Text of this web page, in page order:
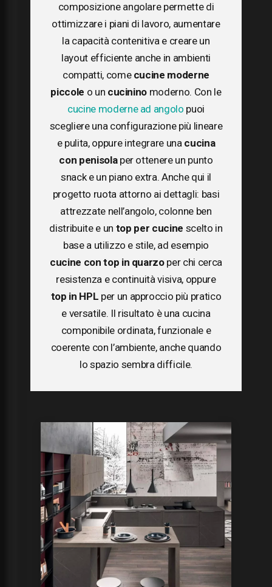
composizione angolare permette di
ottimizzare i piani di lavoro, aumentare
la capacità contenitiva e creare un
layout efficiente anche in ambienti
compatti, come cucine moderne
piccole o un cucinino moderno. Con le
cucine moderne ad angolo puoi
scegliere una configurazione più lineare
e pulita, oppure integrare una cucina
con penisolaper ottenere un punto
snack e un piano extra. Anche qui il
progetto ruota attorno ai dettagli: basi
attrezzate nell’angolo, colonne ben
distribuite e un top per cucine scelto in
base a utilizzo e stile, ad esempio
cucine con top in quarzoper chi cerca
resistenza e continuità visiva, oppure
top in HPL per un approccio più pratico
e versatile. Il risultato è una cucina
componibile ordinata, funzionale e
coerente con l’ambiente, anche quando
lo spazio sembra difficile.